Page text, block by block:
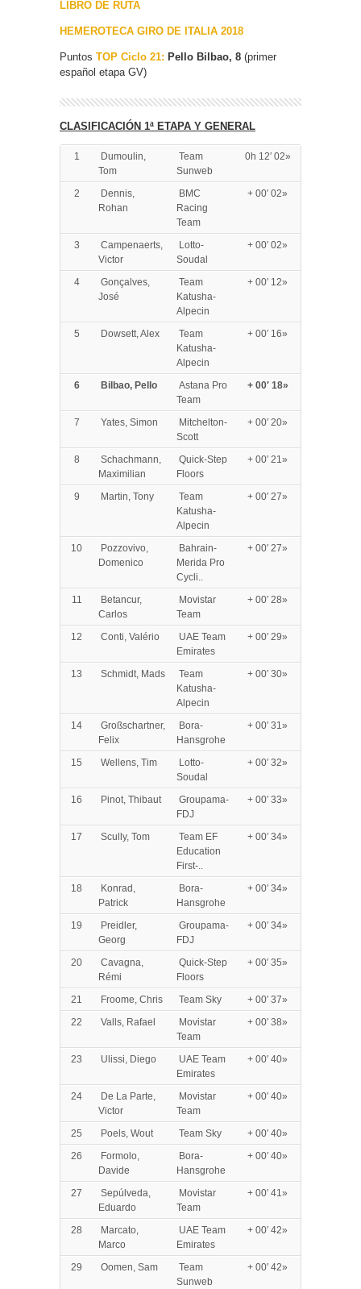
LIBRO DE RUTA
HEMEROTECA GIRO DE ITALIA 2018
Puntos TOP Ciclo 21: Pello Bilbao, 8 (primer
español etapa GV)
CLASIFICACIÓN 1ª ETAPA Y GENERAL
1
Dumoulin,
Tom
Team
Sunweb
0h 12′ 02»
2
Dennis,
Rohan
BMC
Racing
Team
+ 00′ 02»
3
Campenaerts,
Victor
Lotto-
Soudal
+ 00′ 02»
4
Gonçalves,
José
Team
Katusha-
Alpecin
+ 00′ 12»
5 Dowsett, Alex
Team
Katusha-
Alpecin
+ 00′ 16»
6 Bilbao, Pello
Astana Pro
Team
+ 00′ 18»
7 Yates, Simon
Mitchelton-
Scott
+ 00′ 20»
8
Schachmann,
Maximilian
Quick-Step
Floors
+ 00′ 21»
9 Martin, Tony
Team
Katusha-
Alpecin
+ 00′ 27»
10
Pozzovivo,
Domenico
Bahrain-
Merida Pro
Cycli..
+ 00′ 27»
11
Betancur,
Carlos
Movistar
Team
+ 00′ 28»
12 Conti, Valério
UAE Team
Emirates
+ 00′ 29»
13 Schmidt, Mads
Team
Katusha-
Alpecin
+ 00′ 30»
14
Großschartner,
Felix
Bora-
Hansgrohe
+ 00′ 31»
15 Wellens, Tim
Lotto-
Soudal
+ 00′ 32»
16 Pinot, Thibaut
Groupama-
FDJ
+ 00′ 33»
17 Scully, Tom
Team EF
Education
First-..
+ 00′ 34»
18
Konrad,
Patrick
Bora-
Hansgrohe
+ 00′ 34»
19
Preidler,
Georg
Groupama-
FDJ
+ 00′ 34»
20
Cavagna,
Rémi
Quick-Step
Floors
+ 00′ 35»
21 Froome, Chris Team Sky
+ 00′ 37»
22
Valls, Rafael
Movistar
Team
+ 00′ 38»
23 Ulissi, Diego
UAE Team
Emirates
+ 00′ 40»
24
De La Parte,
Victor
Movistar
Team
+ 00′ 40»
25 Poels, Wout Team Sky
+ 00′ 40»
26
Formolo,
Davide
Bora-
Hansgrohe
+ 00′ 40»
27
Sepúlveda,
Eduardo
Movistar
Team
+ 00′ 41»
28
Marcato,
Marco
UAE Team
Emirates
+ 00′ 42»
29 Oomen, Sam
Team
Sunweb
+ 00′ 42»